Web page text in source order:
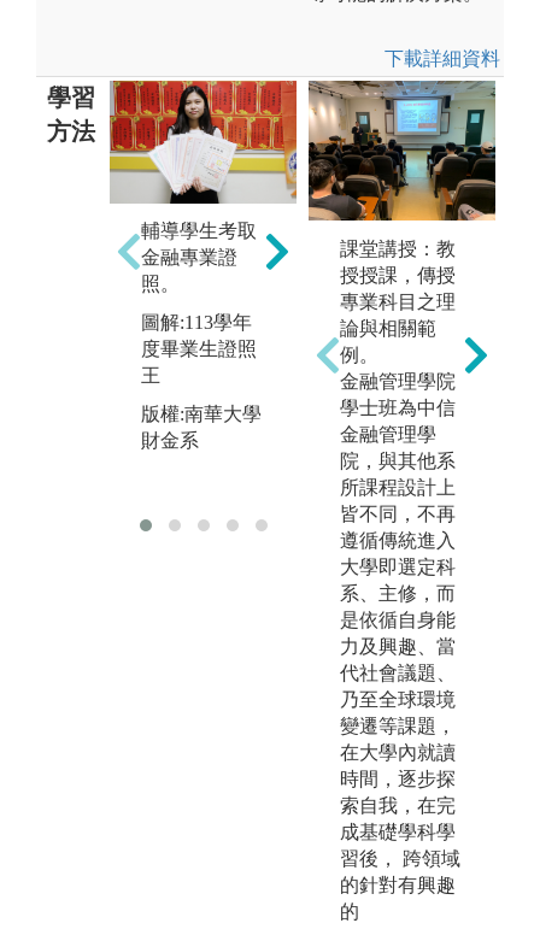
下載詳細資料
學習
方法
輔導學生考取
金融專業證
照。
圖解:113學年
度畢業生證照
王
版權:南華大學
財金系
舉辦企業參
訪，提升學生
學習熱誠。
圖解:台北金融
科技展
版權:南華大學
財金系
課堂講授：教
授授課，傳授
專業科目之理
論與相關範
例。
金融管理學院
學士班為中信
金融管理學
院，與其他系
所課程設計上
皆不同，不再
遵循傳統進入
大學即選定科
系、主修，而
是依循自身能
力及興趣、當
代社會議題、
乃至全球環境
變遷等課題，
在大學內就讀
時間，逐步探
索自我，在完
成基礎學科學
習後， 跨領域
的針對有興趣
的